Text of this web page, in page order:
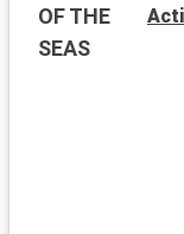
Le Kennedy Space
essentielle pour les
Space Coast,
OF THE
SEAS